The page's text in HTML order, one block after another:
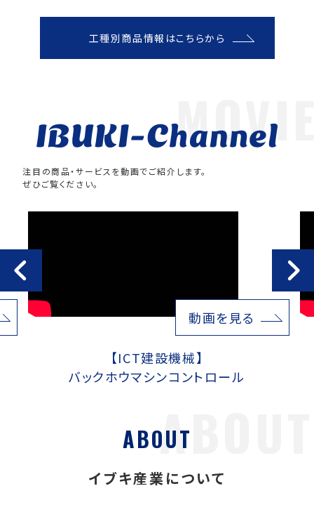
工種別商品情報はこちらから
注目の商品・サービスを動画でご紹介します。
ぜひご覧ください。
【ICT建設機械】
バックホウマシンコントロール
動画を見る
ABOUT
イブキ産業について